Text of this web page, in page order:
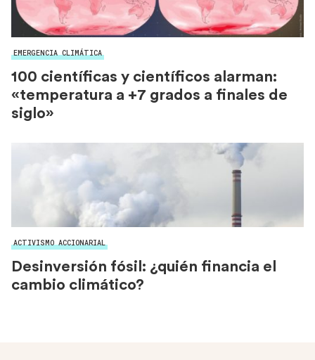
EMERGENCIA CLIMÁTICA
100 científicas y científicos alarman:
«temperatura a +7 grados a finales de
siglo»
ACTIVISMO ACCIONARIAL
Desinversión fósil: ¿quién financia el
cambio climático?